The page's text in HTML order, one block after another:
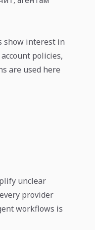
show interest in
policies,
are used here
unclear
provider
workflows is